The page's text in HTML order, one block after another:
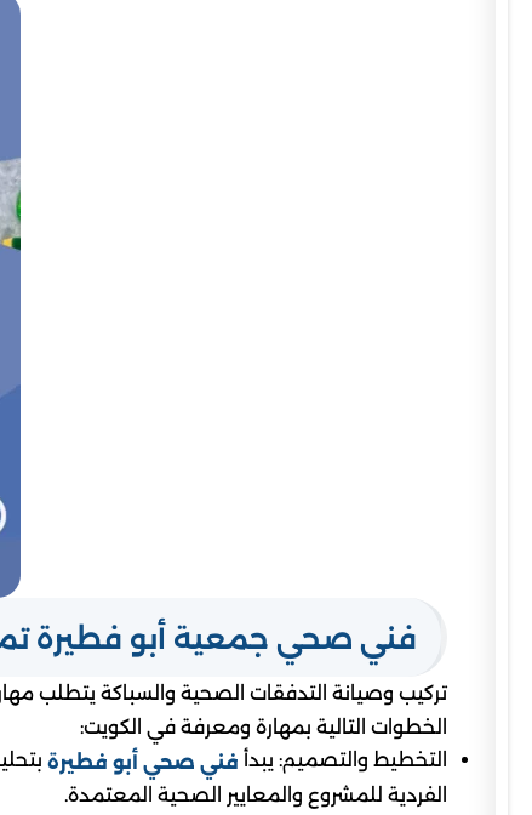
فني صحي جمعية أبو فطيرة
تركيب وصيانة التدفقات الصحية والسباكة يتطلب
الخطوات التالية بمهارة ومعرفة في الكويت:
التخطيط والتصميم: يبدأ فني صحي أبو فطيرة
الفردية للمشروع والمعايير الصحية المعتمدة.